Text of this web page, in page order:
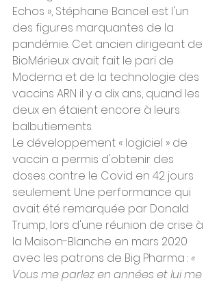
Echos », Stéphane Bancel est l'un
des figures marquantes de la
pandémie. Cet ancien dirigeant de
BioMérieux avait fait le pari de
Moderna et de la technologie des
vaccins ARN il y a dix ans, quand les
deux en étaient encore à leurs
balbutiements.
Le développement « logiciel » de
vaccin a permis d'obtenir des
doses contre le Covid en 42 jours
seulement. Une performance qui
avait été remarquée par Donald
Trump, lors d'une réunion de crise à
la Maison-Blanche en mars 2020
avec les patrons de Big Pharma : «
Vous me parlez en années et lui me